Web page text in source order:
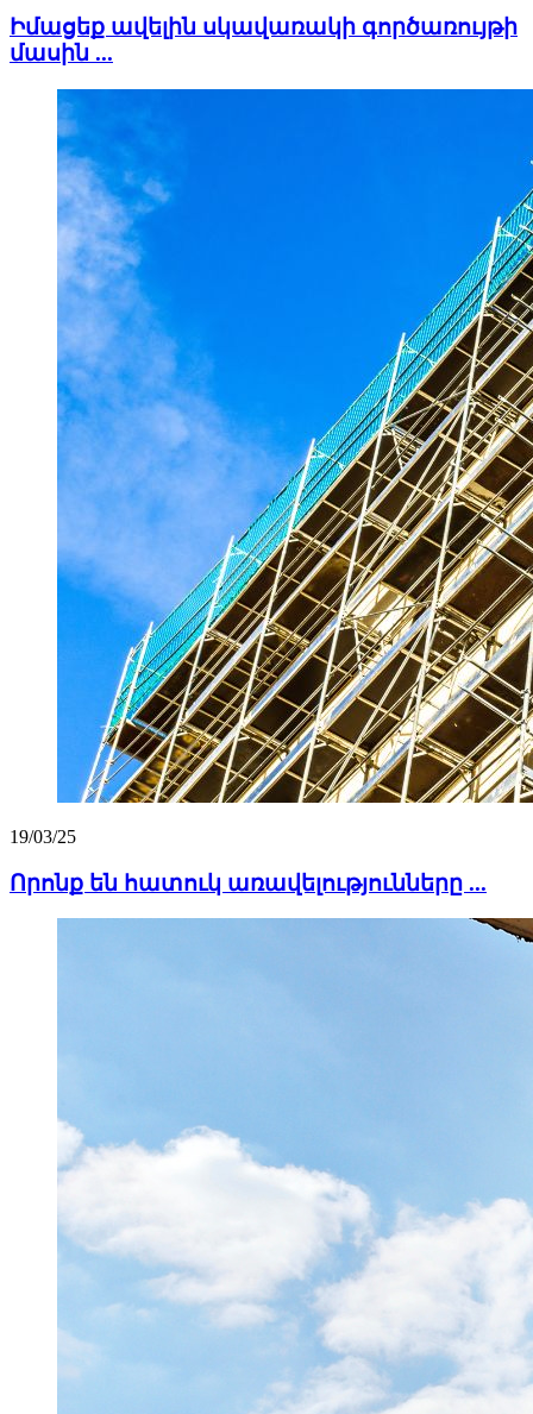
Իմացեք ավելին սկավառակի գործառույթի
մասին ...
19/03/25
Որոնք են հատուկ առավելությունները ...